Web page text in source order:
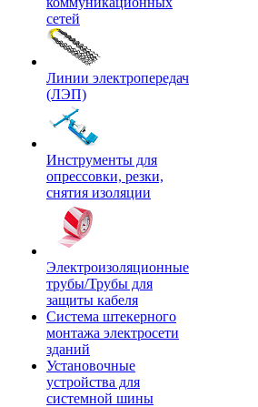
сетей
Линии электропередач
(ЛЭП)
Инструменты для
опрессовки, резки,
снятия изоляции
Электроизоляционные
трубы/Трубы для
защиты кабеля
Система штекерного
монтажа электросети
зданий
Установочные
устройства для
системной шины